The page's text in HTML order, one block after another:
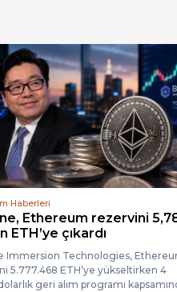
Haberleri
Ethereum rezervini
ETH’ye çıkardı
Immersion Technologies,
5.777.468 ETH’ye yükseltirken 4
geri alım programı